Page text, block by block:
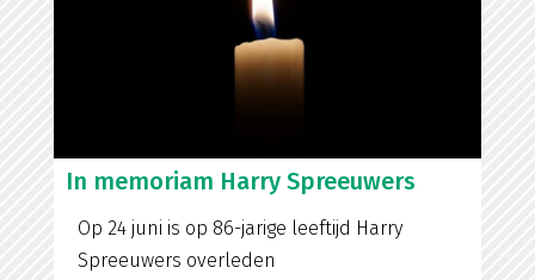
In memoriam Harry Spreeuwers
Op 24 juni is op 86-jarige leeftijd Harry
Spreeuwers overleden